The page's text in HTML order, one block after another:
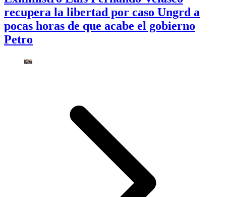
recupera la libertad por caso Ungrd a
pocas horas de que acabe el gobierno
Petro